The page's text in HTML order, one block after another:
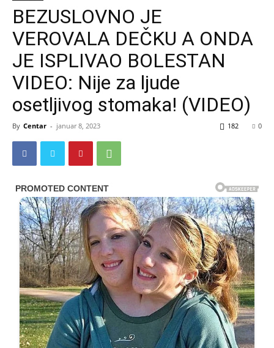
BEZUSLOVNO JE
VEROVALA DEČKU A ONDA
JE ISPLIVAO BOLESTAN
VIDEO: Nije za ljude
osetljivog stomaka! (VIDEO)
By Centar - januar 8, 2023 0
182